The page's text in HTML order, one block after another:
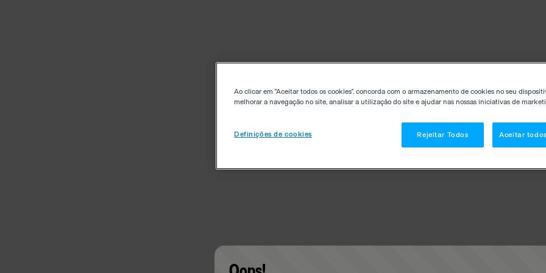
Ao clicar em "Aceitar todos os cookies", concorda com o armazenamento de cookies no seu
melhorar a navegação no site, analisar a utilização do site e ajudar nas nossas iniciativas de
Definições de cookies Rejeitar Todos Aceitar